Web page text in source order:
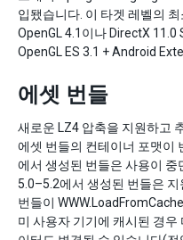
입됐습니다. 이 타겟 레벨의
OpenGL 4.1이나 DirectX 11.0
OpenGL ES 3.1 + Android
에셋 번들
새로운 LZ4 압축을 지원하고
에셋 번들의 컨테이너 포맷이
에서 생성된 번들은 사용이 중
5.0–5.2에서 생성된 번들은
번들이
미 사용자 기기에 캐시된 경우